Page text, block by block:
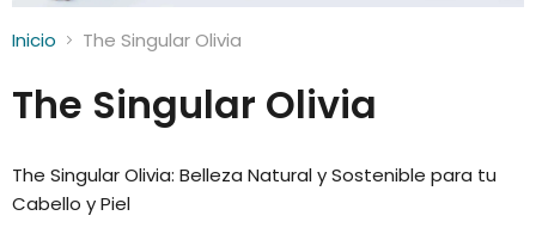
Inicio The Singular Olivia
The Singular Olivia
The Singular Olivia: Belleza Natural y Sostenible para tu
Cabello y Piel